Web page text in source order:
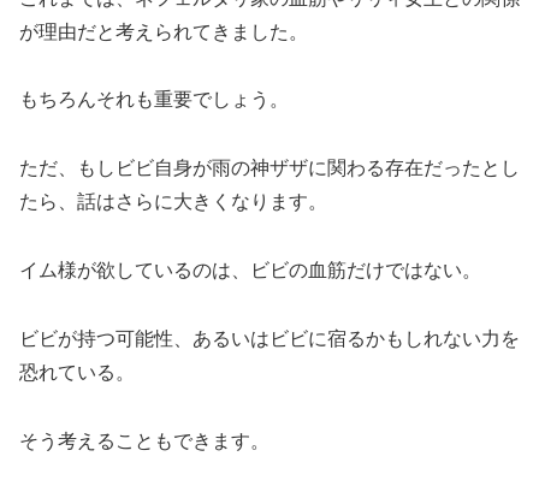
が理由だと考えられてきました。
もちろんそれも重要でしょう。
ただ、もしビビ自身が雨の神ザザに関わる存在だったとし
たら、話はさらに大きくなります。
イム様が欲しているのは、ビビの血筋だけではない。
ビビが持つ可能性、あるいはビビに宿るかもしれない力を
恐れている。
そう考えることもできます。